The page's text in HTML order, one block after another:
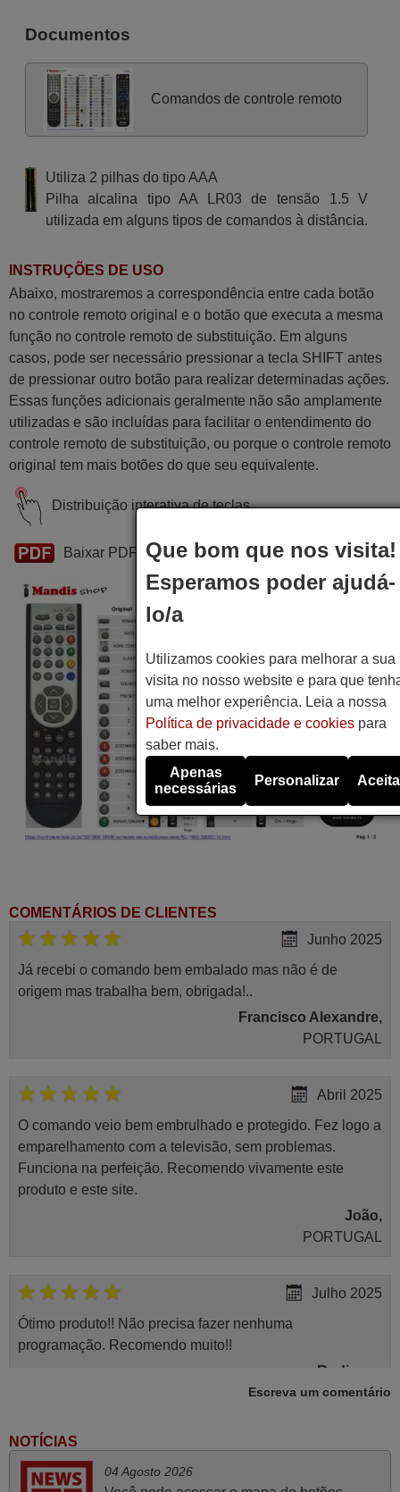
Documentos
Comandos de controle remoto
Utiliza 2 pilhas do tipo AAA
Pilha alcalina tipo AA LR03 de tensão 1.5 V
utilizada em alguns tipos de comandos à distância.
INSTRUÇÕES DE USO
Abaixo, mostraremos a correspondência entre cada botão
no controle remoto original e o botão que executa a mesma
função no controle remoto de substituição. Em alguns
casos, pode ser necessário pressionar a tecla SHIFT antes
de pressionar outro botão para realizar determinadas ações.
Essas funções adicionais geralmente não são amplamente
utilizadas e são incluídas para facilitar o entendimento do
controle remoto de substituição, ou porque o controle remoto
original tem mais botões do que seu equivalente.
Distribuição interativa de teclas
Baixar PDF
COMENTÁRIOS DE CLIENTES
Junho 2025
Já recebi o comando bem embalado mas não é de
origem mas trabalha bem, obrigada!..
Francisco Alexandre,
PORTUGAL
Abril 2025
O comando veio bem embrulhado e protegido. Fez logo a
emparelhamento com a televisão, sem problemas.
Funciona na perfeição. Recomendo vivamente este
produto e este site.
João,
PORTUGAL
Julho 2025
Ótimo produto!! Não precisa fazer nenhuma
programação. Recomendo muito!!
Rudinery,
PORTUGAL
Julho 2025
A funcionar de imediato. 100%. Obrigado
Escreva um comentário
NOTÍCIAS
04 Agosto 2026
Que bom que nos visita!
Esperamos poder ajudá-
lo/a
Utilizamos cookies para melhorar a sua
visita no nosso website e para que
uma melhor experiência. Leia a nossa
Política de privacidade e cookiespara
saber mais.
Apenas
necessárias
Personalizar